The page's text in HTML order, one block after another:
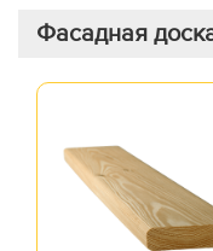
Фасадная
лиственницы